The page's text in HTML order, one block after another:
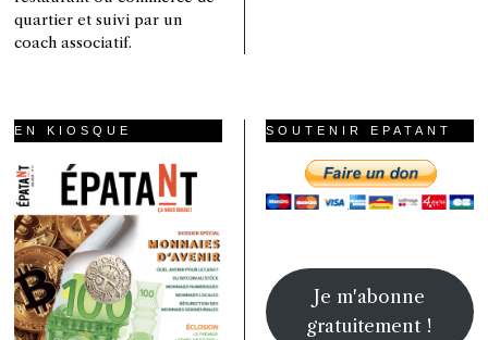
quartier et suivi par un
coach associatif.
EN KIOSQUE SOUTENIR EPATANT
Je m'abonne
gratuitement !